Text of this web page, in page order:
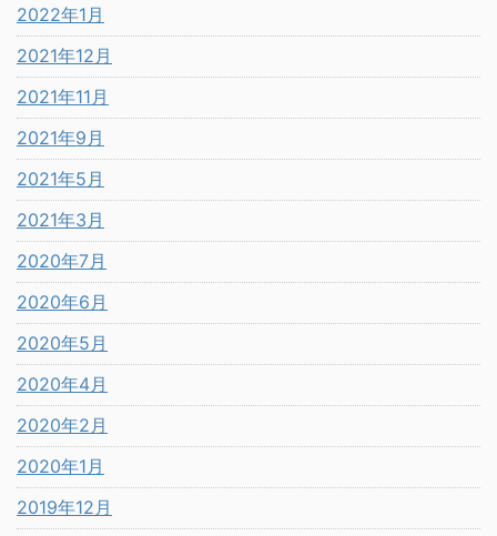
2022年1月
2021年12月
2021年11月
2021年9月
2021年5月
2021年3月
2020年7月
2020年6月
2020年5月
2020年4月
2020年2月
2020年1月
2019年12月